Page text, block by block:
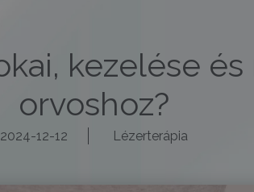
kezelése
orvoshoz?
2024-12-12 Lézerterápia